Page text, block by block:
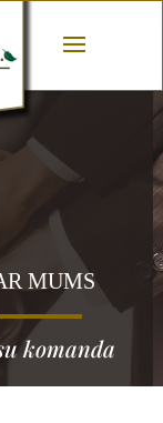
MUMS
komanda